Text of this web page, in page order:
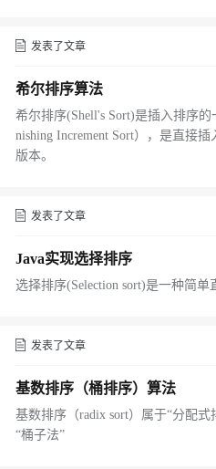
发表了文章
希尔排序算法
希尔排序(Shell's Sort)是插入排序
nishing Increment Sort），是直接
版本。
发表了文章
Java实现选择排序
选择排序(Selection sort)是一种简单
发表了文章
基数排序（桶排序）算法
基数排序（radix sort）属于“分配式
“桶子法”